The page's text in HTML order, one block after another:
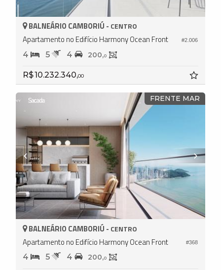
#2.006
BALNEÁRIO CAMBORIÚ - CENTRO
Apartamento no Edifício Harmony Ocean Front
4 5 4 200,0
R$ 10.232.340,00
FRENTE MAR
#368
BALNEÁRIO CAMBORIÚ - CENTRO
Apartamento no Edifício Harmony Ocean Front
4 5 4 200,0